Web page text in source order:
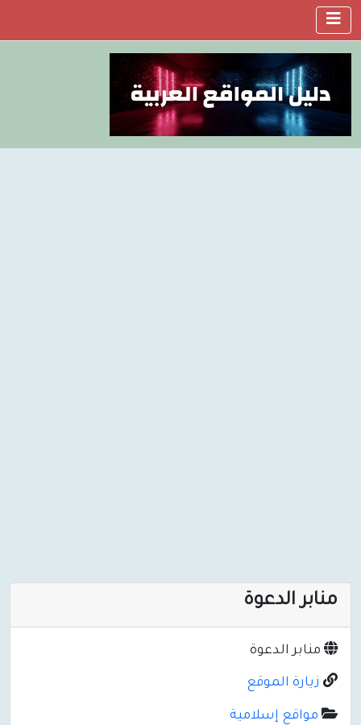
منابر الدعوة
منابر الدعوة
زيارة الموقع
مواقع إسلامية